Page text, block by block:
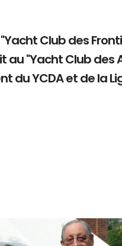
Club des
au "Yacht Club des
du YCDA et de la